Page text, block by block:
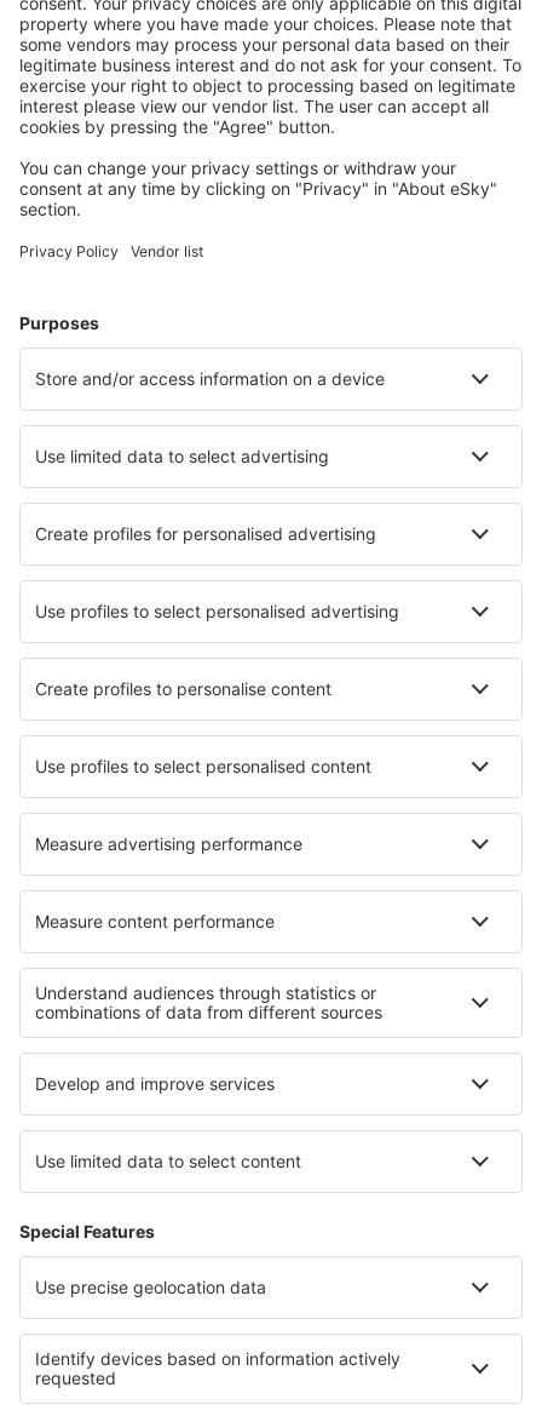
Prețuri atractive și oferte speciale pentru utilizatorii
conectați.
Cazarea preferată
Alege din peste 1,3 mil. de opţiuni: hoteluri, cabane,
Cele mai căutate cazări de către utilizatorii eSky
Cazare în Florenţa
Cazare în Palermo Cazare în Roma
Cazare în Lampedusa Cazare în Amalfi
Cazare în Peschici Cazare în Gaiole in Chianti
Cele mai bune locuri de cazare - orașe
Cazare în Sliznevo Cazare în Ivoti
Cazare în Cabo De Palos Cazare în Brzeszcze
Cazare în Chateau-Thierry Cazare în Coral Bay
Cele mai bune locuri de cazare - regiuni
Cazare in Val Gardena Cazare in Umbria
Cazare in Lombardia Cazare in Val di Fassa
Cazare in Toscana Cazare in Sliven Cazare in Jalisco
Cazare in Karpathos Cazare în La Palma